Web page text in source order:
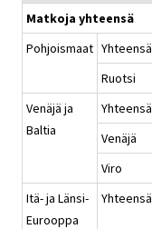
Matkoja yhteensä
Pohjoismaat Yhteensä
Ruotsi
Venäjä ja
Baltia
Yhteensä
Venäjä
Viro
Itä- ja Länsi-
Eurooppa
Yhteensä